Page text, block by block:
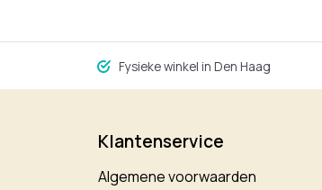
Fysieke winkel in Den Haag
Klantenservice
Algemene voorwaarden